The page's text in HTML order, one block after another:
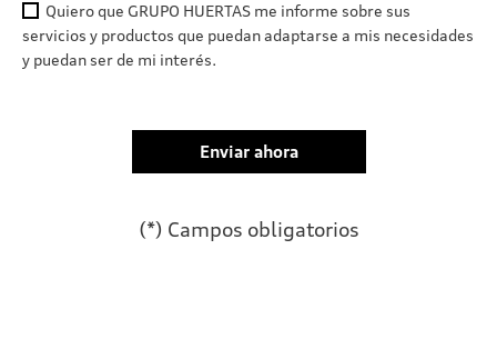
Quiero que GRUPO HUERTAS me informe sobre sus
servicios y productos que puedan adaptarse a mis necesidades
y puedan ser de mi interés.
(*) Campos obligatorios